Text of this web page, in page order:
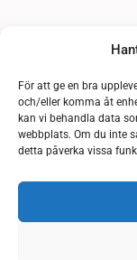
För att ge en bra
och/eller komma åt
kan vi behandla data
webbplats. Om du inte
detta påverka vissa